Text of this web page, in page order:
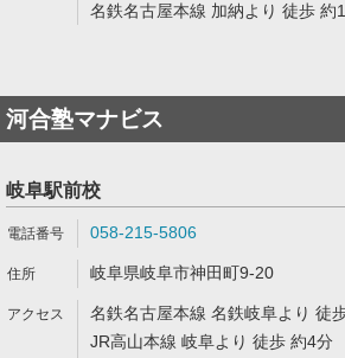
名鉄名古屋本線 加納より 徒歩 約
河合塾マナビス
岐阜駅前校
058-215-5806
岐阜県岐阜市神田町9-20
名鉄名古屋本線 名鉄岐阜より 徒
JR高山本線 岐阜より 徒歩 約4分